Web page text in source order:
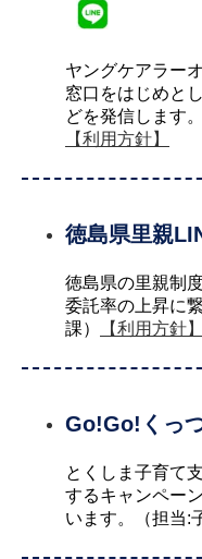
ヤングケアラー
窓口をはじめと
どを発信します
【利用方針】
徳島県里親
徳島県の里親制
委託率の上昇に
課）
【利用方針】
Go!Go!くっ
とくしま子育て
するキャンペー
います。（担当: